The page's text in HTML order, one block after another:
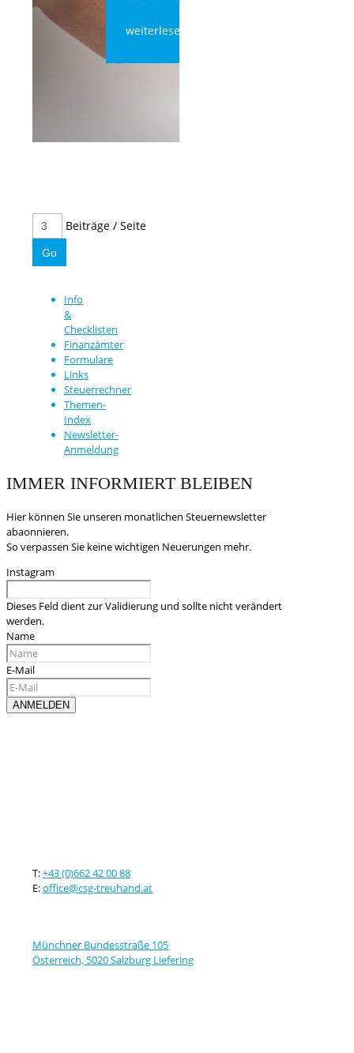
weiterlesen
Beiträge / Seite
Info
&
Checklisten
Finanzämter
Formulare
Links
Steuerrechner
Themen-
Index
Newsletter-
Anmeldung
IMMER INFORMIERT BLEIBEN
Hier können Sie unseren monatlichen Steuernewsletter
abaonnieren.
So verpassen Sie keine wichtigen Neuerungen mehr.
Instagram
Dieses Feld dient zur Validierung und sollte nicht verändert
werden.
Name
E-Mail
T:+43 (0)662 42 00 88
E:office@csg-treuhand.at
Münchner Bundesstraße 105
Österreich, 5020 Salzburg Liefering